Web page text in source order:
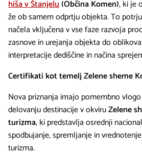
hiša v Štanjelu(Občina Komen), ki je
že ob samem odprtju objekta. To
načela vključena v vse faze razvoja
zasnove in urejanja objekta do
interpretacije dediščine in načina
Certifikati kot temelj Zelene sheme
Nova priznanja imajo pomembno
delovanju destinacije v okviruZelene
turizma, ki predstavlja osrednji
spodbujanje, spremljanje in
turizma.